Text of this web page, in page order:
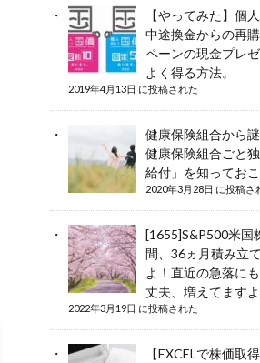
【やってみた】個
中途換金からの再
ペーンの現金プレ
よく得る方法。
2019年4月13日 に投稿された
健康保険組合から
健康保険組合ごと
給付」を知っておこ
2020年3月28日 に投稿さ
[1655]S&P500米国
間、36ヵ月積み立
よ！直近の急落に
丈夫、増えてます
2022年3月19日 に投稿された
【EXCELで株価取